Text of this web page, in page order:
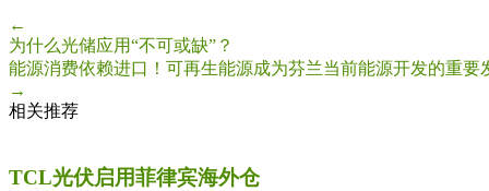
←
为什么光储应用“不可或缺”？
能源消费依赖进口！可再生能源成为芬兰当前能源开发的重要
→
相关推荐
TCL光伏启用菲律宾海外仓